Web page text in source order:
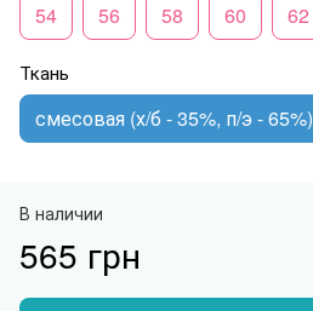
54 56 58 60 62
Ткань
смесовая (х/б - 35%, п/э - 65%)
В наличии
565 грн